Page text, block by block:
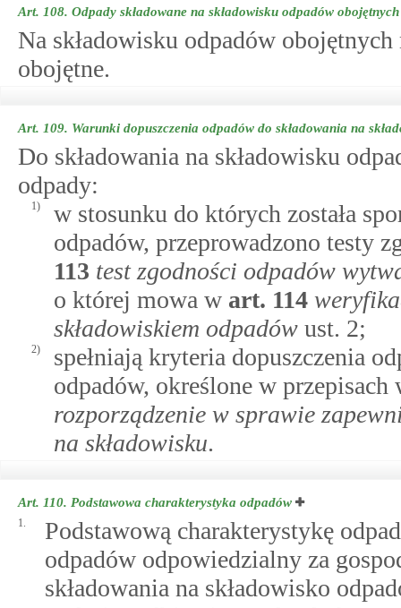
Art. 108. Odpady składowane na składowisku odpadów obojętnych
Na składowisku odpadów
obojętne.
Art. 109. Warunki dopuszczenia odpadów do składowania na
Do składowania na składowisku
odpady:
1)
w stosunku do których została
odpadów, przeprowadzono testy
113 test zgodności odpadów
o której mowa w art. 114
składowiskiem odpadów ust. 2;
2)
spełniają kryteria dopuszczenia
odpadów, określone w
rozporządzenie w sprawie
na składowisku.
Art. 110. Podstawowa charakterystyka odpadów
1.
Podstawową charakterystykę
odpadów odpowiedzialny za
składowania na składowisko